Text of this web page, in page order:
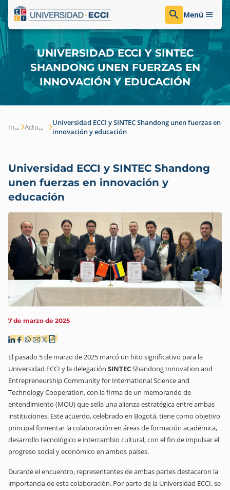
Menú
UNIVERSIDAD ECCI Y SINTEC
SHANDONG UNEN FUERZAS EN
INNOVACIÓN Y EDUCACIÓN
Inicio Actualidad
Universidad ECCI y SINTEC Shandong unen fuerzas en
innovación y educación
Universidad ECCI y SINTEC Shandong
unen fuerzas en innovación y
educación
7 de marzo de 2025
El pasado 5 de marzo de 2025 marcó un hito significativo para la
Universidad ECCI y la delegación SINTECShandong Innovation and
Entrepreneurship Community for International Science and
Technology Cooperation, con la firma de un memorando de
entendimiento (MOU) que sella una alianza estratégica entre ambas
instituciones. Este acuerdo, celebrado en Bogotá, tiene como objetivo
principal fomentar la colaboración en áreas de formación académica,
desarrollo tecnológico e intercambio cultural, con el fin de impulsar el
progreso social y económico en ambos países.
Durante el encuentro, representantes de ambas partes destacaron la
importancia de esta colaboración. Por parte de la Universidad ECCI, se